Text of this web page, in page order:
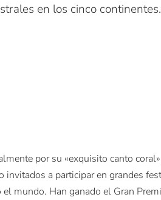
en los cinco continentes.
por su «exquisito canto
invitados a participar en grandes
el mundo. Han ganado el Gran